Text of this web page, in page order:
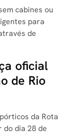
cabines ou
para
de
oficial
de Rio
da Rota
do dia 28 de